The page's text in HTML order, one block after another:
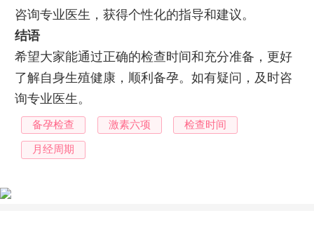
咨询专业医生，获得个性化的指导和建议。
结语
希望大家能通过正确的检查时间和充分准备，更好
了解自身生殖健康，顺利备孕。如有疑问，及时咨
询专业医生。
备孕检查 激素六项 检查时间
月经周期